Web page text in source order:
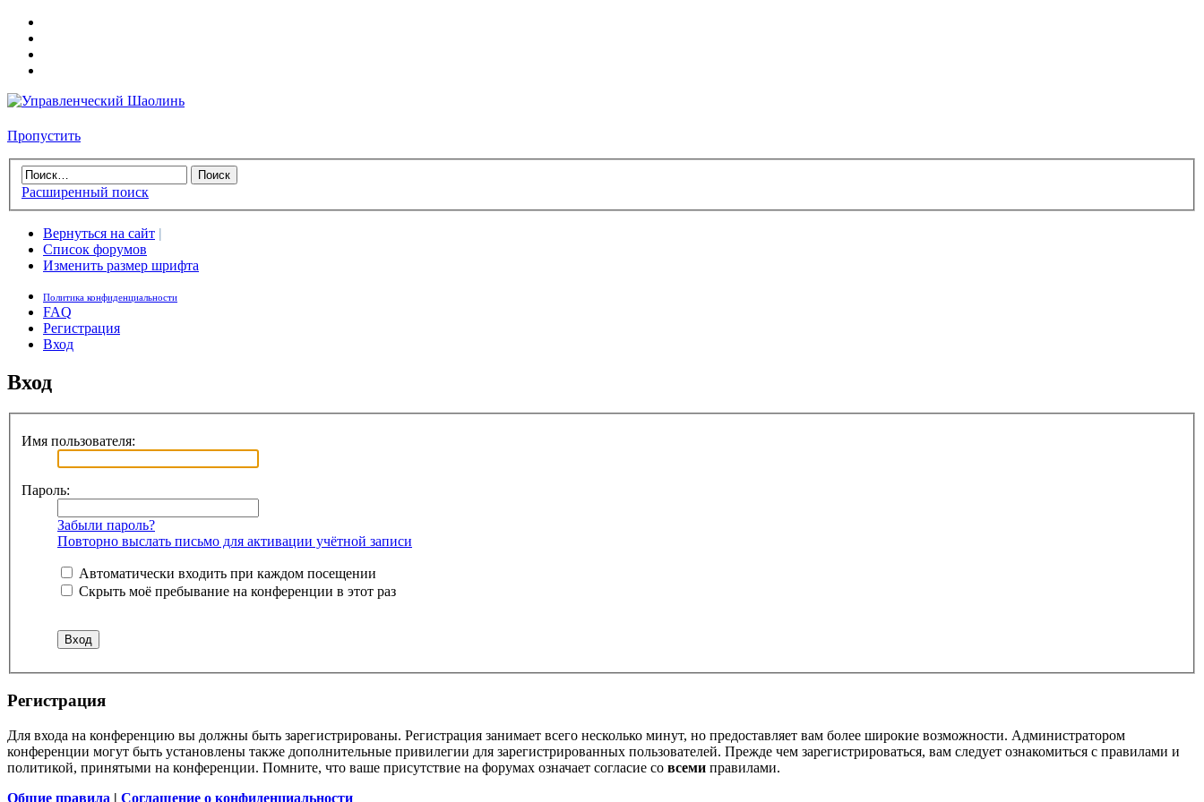
Пропустить
Расширенный поиск
Вернуться на сайт |
Список форумов
Изменить размер шрифта
Политика конфиденциальности
FAQ
Регистрация
Вход
Вход
Имя пользователя:
Пароль:
Забыли пароль?
Повторно выслать письмо для активации учётной записи
Автоматически входить при каждом посещении
Скрыть моё пребывание на конференции в этот раз
Регистрация
Для входа на конференцию вы должны быть зарегистрированы. Регистрация занимает всего несколько минут, но предоставляет вам более широкие возможности. Администратором
конференции могут быть установлены также дополнительные привилегии для зарегистрированных пользователей. Прежде чем зарегистрироваться, вам следует ознакомиться с правилами и
политикой, принятыми на конференции. Помните, что ваше присутствие на форумах означает согласие со всеми правилами.
Общие правила | Соглашение о конфиденциальности